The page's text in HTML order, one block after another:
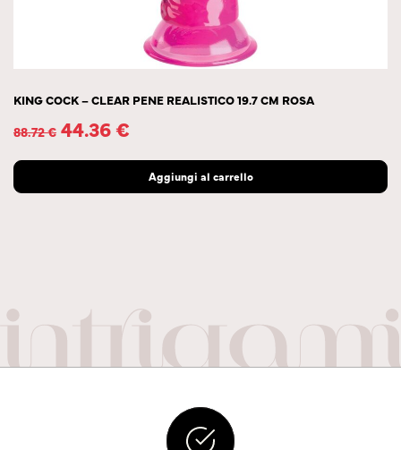
KING COCK – CLEAR PENE REALISTICO 19.7 CM ROSA
88.72€ 44.36€
Aggiungi al carrello